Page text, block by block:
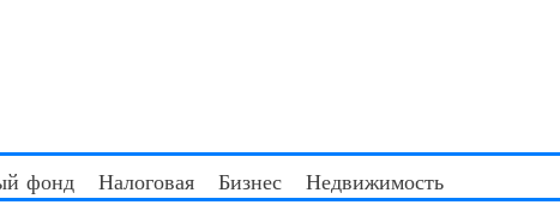
фонд Налоговая Бизнес Недвижимость